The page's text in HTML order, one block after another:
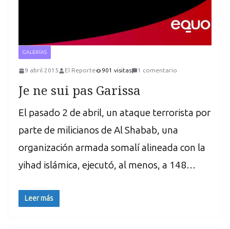
GALERÍAS
9 abril 2015 El Reporte 901 visitas 1 comentario
Je ne sui pas Garissa
El pasado 2 de abril, un ataque terrorista por
parte de milicianos de Al Shabab, una
organización armada somalí alineada con la
yihad islámica, ejecutó, al menos, a 148…
Leer más